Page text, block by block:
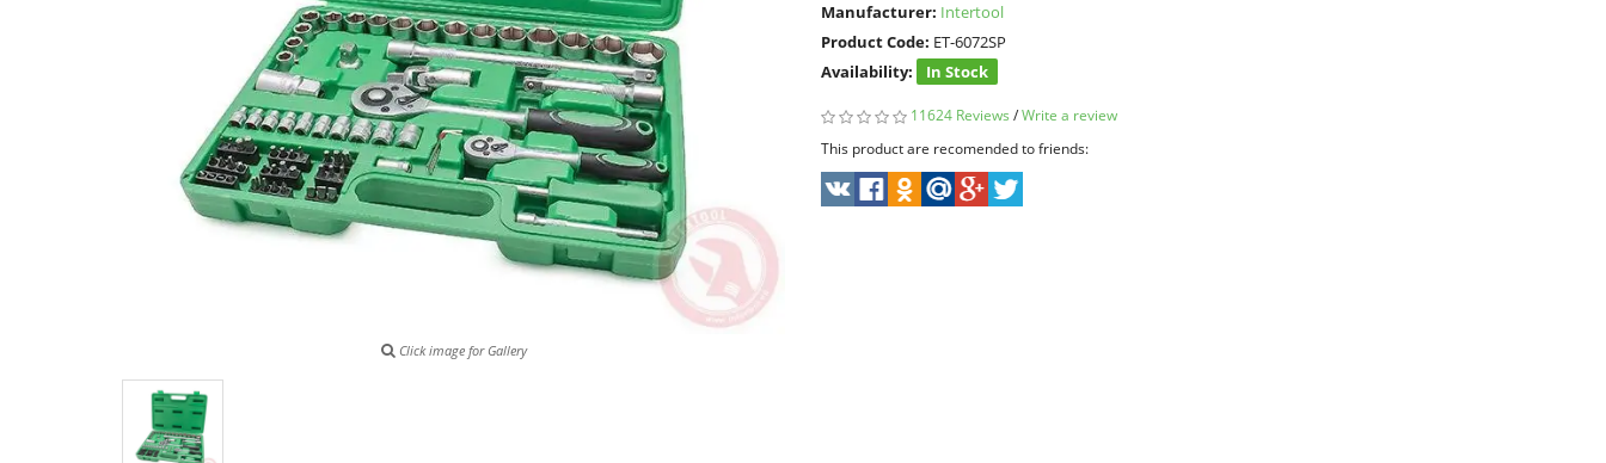
Click image for Gallery
Manufacturer: Intertool
Product Code: ET-6072SP
Availability:
In Stock
11624 Reviews /Write a review
This product are recomended to friends: